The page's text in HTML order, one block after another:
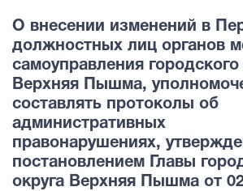
О внесении изменений в
должностных лиц органов
самоуправления городского
Верхняя Пышма,
составлять протоколы об
административных
правонарушениях,
постановлением Главы
округа Верхняя Пышма от